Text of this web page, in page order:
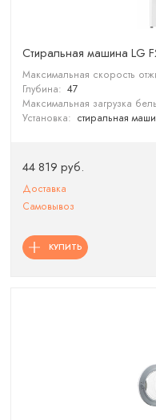
Стиральная машина LG
Максимальная скорость
Глубина: 47
Максимальная загрузка
Установка: стиральная
44 819 руб.
Доставка
Самовывоз
КУПИТЬ